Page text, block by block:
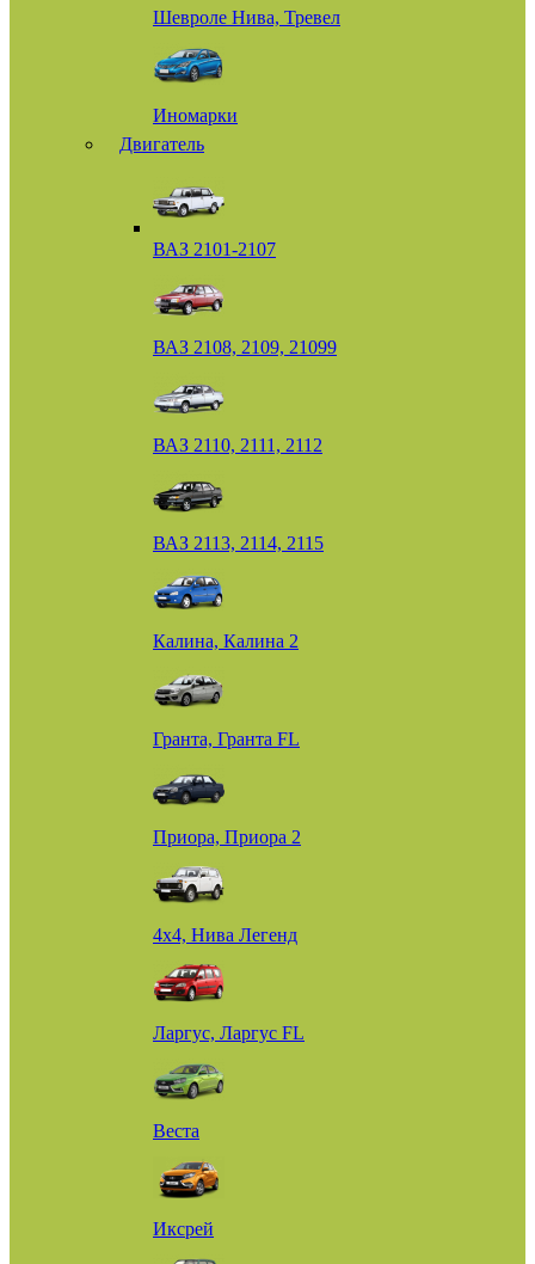
Шевроле Нива, Тревел
Иномарки
Двигатель
ВАЗ 2101-2107
ВАЗ 2108, 2109, 21099
ВАЗ 2110, 2111, 2112
ВАЗ 2113, 2114, 2115
Калина, Калина 2
Гранта, Гранта FL
Приора, Приора 2
4х4, Нива Легенд
Ларгус, Ларгус FL
Веста
Иксрей